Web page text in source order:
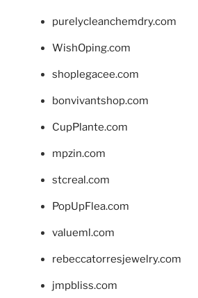
purelycleanchemdry.com
WishOping.com
shoplegacee.com
bonvivantshop.com
CupPlante.com
mpzin.com
stcreal.com
PopUpFlea.com
valueml.com
rebeccatorresjewelry.com
jmpbliss.com